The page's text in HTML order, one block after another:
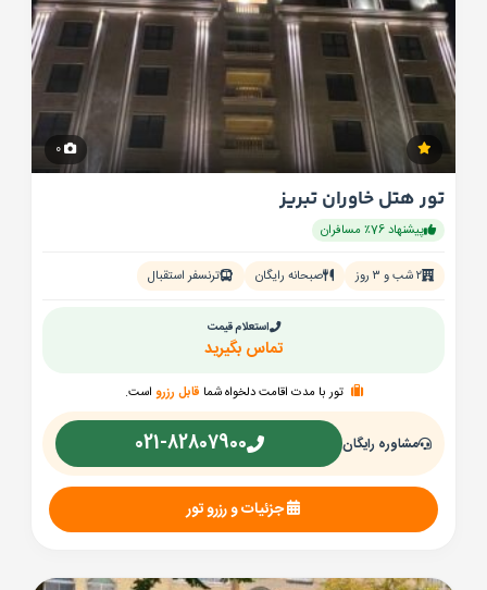
تور هتل خاوران تبریز
پیشنهاد 76٪ مسافران
۲ شب و ۳ روز صبحانه رایگان ترنسفر استقبال
استعلام قیمت
تماس بگیرید
تور با مدت اقامت دلخواه شما قابل رزرو است.
مشاوره رایگان 021-82807900
جزئیات و رزرو تور